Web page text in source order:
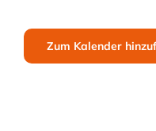
Zum Kalender